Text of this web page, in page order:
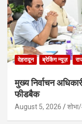
देहरादून ब्रेकिंग न्यूज़
मुख्य निर्वाचन
फीडबैक
August 5, 2026